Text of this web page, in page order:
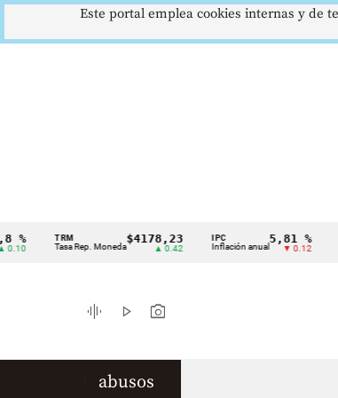
Cintillo
indicadores
económicos
Tasa Rep. Moneda
$4178,23
▲ 0.42 Inflación anual
5,81 %
▼ 0.12 Dep.
graphic_eq play_arrow photo_camera
abusos
Este portal emplea cookies internas y de